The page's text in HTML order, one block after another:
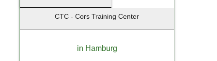
CTC - Cors Training Center
in Hamburg